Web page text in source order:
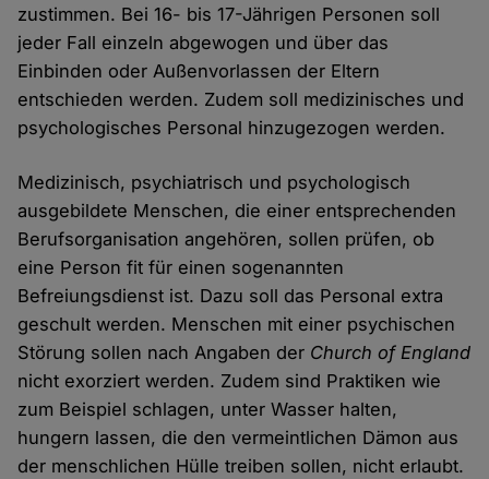
zustimmen. Bei 16- bis 17-Jährigen Personen soll
jeder Fall einzeln abgewogen und über das
Einbinden oder Außenvorlassen der Eltern
entschieden werden. Zudem soll medizinisches und
psychologisches Personal hinzugezogen werden.
Medizinisch, psychiatrisch und psychologisch
ausgebildete Menschen, die einer entsprechenden
Berufsorganisation angehören, sollen prüfen, ob
eine Person fit für einen sogenannten
Befreiungsdienst ist. Dazu soll das Personal extra
geschult werden. Menschen mit einer psychischen
Störung sollen nach Angaben der Church of England
nicht exorziert werden. Zudem sind Praktiken wie
zum Beispiel schlagen, unter Wasser halten,
hungern lassen, die den vermeintlichen Dämon aus
der menschlichen Hülle treiben sollen, nicht erlaubt.